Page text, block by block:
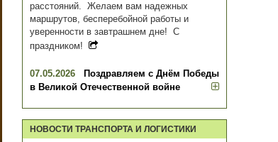
расстояний. Желаем вам надежных
маршрутов, бесперебойной работы и
уверенности в завтрашнем дне! С
праздником!
07.05.2026
Поздравляем с Днём Победы
в Великой Отечественной войне
НОВОСТИ ТРАНСПОРТА И ЛОГИСТИКИ